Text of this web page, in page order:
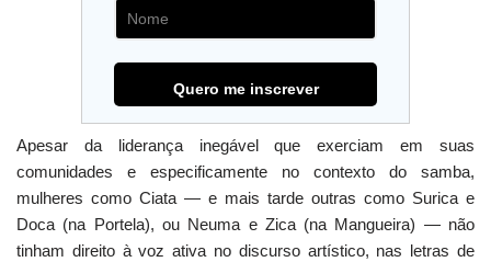
Apesar da liderança inegável que exerciam em suas
comunidades e especificamente no contexto do samba,
mulheres como Ciata — e mais tarde outras como Surica e
Doca (na Portela), ou Neuma e Zica (na Mangueira) — não
tinham direito à voz ativa no discurso artístico, nas letras de